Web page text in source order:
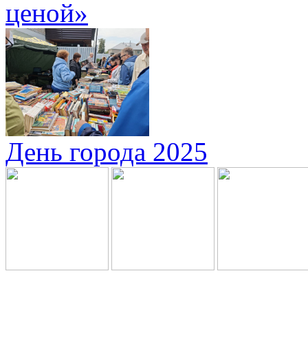
ценой»
День города 2025